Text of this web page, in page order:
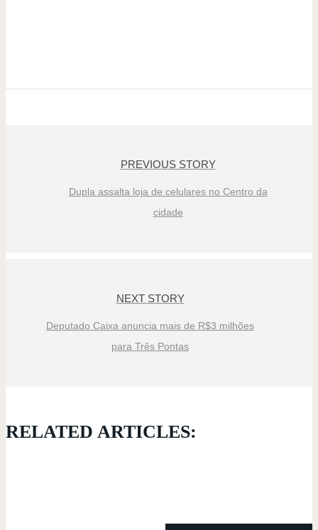
PREVIOUS STORY
Dupla assalta loja de celulares no Centro da
cidade
NEXT STORY
Deputado Caixa anuncia mais de R$3 milhões
para Três Pontas
RELATED ARTICLES: